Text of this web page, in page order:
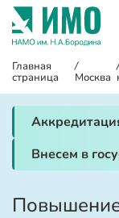
Главная
страница
/
Москва
/
Внесем в